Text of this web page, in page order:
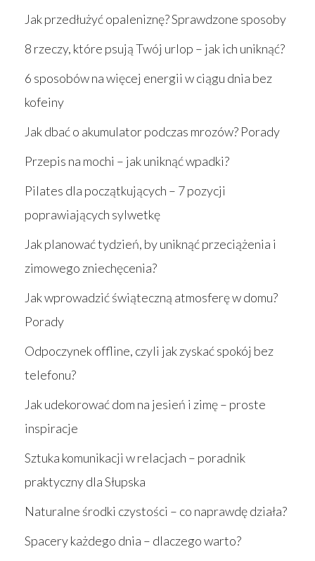
Jak przedłużyć opaleniznę? Sprawdzone sposoby
8 rzeczy, które psują Twój urlop – jak ich uniknąć?
6 sposobów na więcej energii w ciągu dnia bez
kofeiny
Jak dbać o akumulator podczas mrozów? Porady
Przepis na mochi – jak uniknąć wpadki?
Pilates dla początkujących – 7 pozycji
poprawiających sylwetkę
Jak planować tydzień, by uniknąć przeciążenia i
zimowego zniechęcenia?
Jak wprowadzić świąteczną atmosferę w domu?
Porady
Odpoczynek offline, czyli jak zyskać spokój bez
telefonu?
Jak udekorować dom na jesień i zimę – proste
inspiracje
Sztuka komunikacji w relacjach – poradnik
praktyczny dla Słupska
Naturalne środki czystości – co naprawdę działa?
Spacery każdego dnia – dlaczego warto?